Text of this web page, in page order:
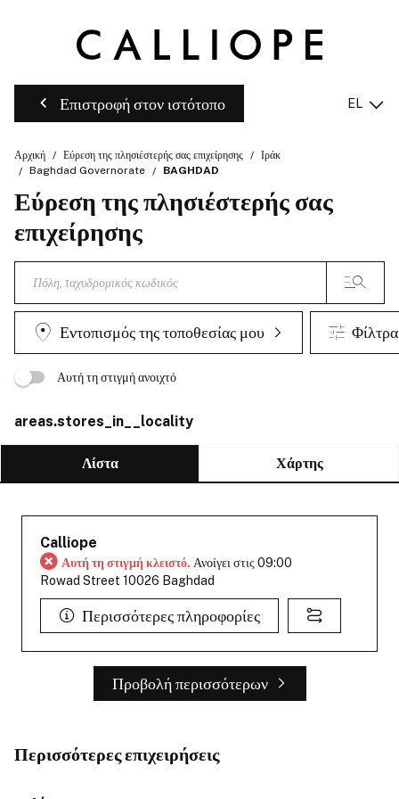
Επιστροφή στον ιστότοπο EL
Αρχική Εύρεση της πλησιέστερής σας επιχείρησης
Ιράκ
Baghdad Governorate
BAGHDAD
Εύρεση της πλησιέστερής σας
επιχείρησης
Εντοπισμός της τοποθεσίας μου Φίλτρα
Αυτή τη στιγμή ανοιχτό
areas.stores_in__locality
Λίστα Χάρτης
Calliope
Αυτή τη στιγμή κλειστό. Ανοίγει στις 09:00
Rowad Street 10026 Baghdad
Περισσότερες πληροφορίες
Προβολή περισσότερων
Περισσότερες επιχειρήσεις